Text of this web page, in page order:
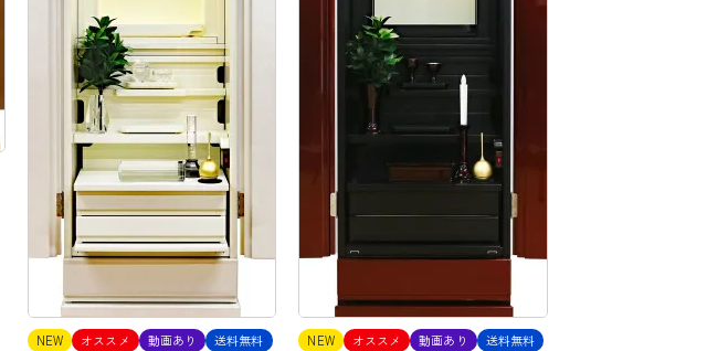
NEW オススメ 動画あり
送料無料
NEW オススメ 動画あり
送料無料